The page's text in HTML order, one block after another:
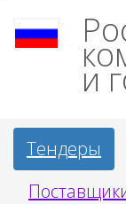
и
Тендеры